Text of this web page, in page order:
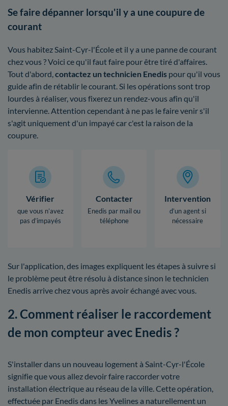
Se faire dépanner lorsqu'il y a une coupure de
courant
Vous habitez Saint-Cyr-l'École et il y a une panne de courant
chez vous ? Voici ce qu'il faut faire pour être tiré d'affaires.
Tout d'abord, contactez un technicien Enedis pour qu'il vous
guide afin de rétablir le courant. Si les opérations sont trop
lourdes à réaliser, vous fixerez un rendez-vous afin qu'il
intervienne. Attention cependant à ne pas le faire venir s'il
s'agit uniquement d'un impayé car c'est la raison de la
coupure.
Vérifier
que vous n’avez
pas d’impayés
Contacter
Enedis par mail ou
téléphone
Intervention
d’un agent si
nécessaire
Sur l'application, des images expliquent les étapes à suivre si
le problème peut être résolu à distance sinon le technicien
Enedis arrive chez vous après avoir échangé avec vous.
2. Comment réaliser le raccordement
de mon compteur avec Enedis ?
S'installer dans un nouveau logement à Saint-Cyr-l'École
signifie que vous allez devoir faire raccorder votre
installation électrique au réseau de la ville. Cette opération,
effectuée par Enedis dans les Yvelines a naturellement un